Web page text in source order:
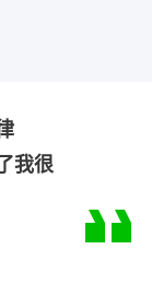
我很